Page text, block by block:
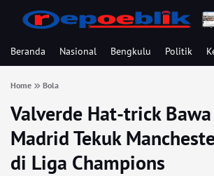
Beranda Nasional Bengkulu Politik
Home Bola
Valverde Hat-trick
Madrid Tekuk
di Liga Champions